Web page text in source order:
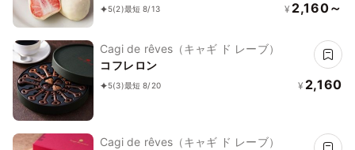
の美味しいお菓子～お中元・夏ギフト
5(2)最短 8/13 ¥ 2,160～
Cagi de rêves（キャギ ド レーブ）
コフレロン
5(3)最短 8/20 ¥ 2,160
Cagi de rêves（キャギ ド レーブ）